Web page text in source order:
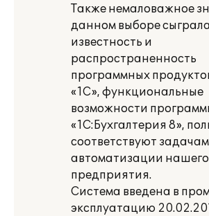
Также немаловажное
данном выборе сыграла
известность и
распространенность
программных
«1С», функциональные
возможности
«1С:Бухгалтерия 8»,
соответствуют задачам
автоматизации нашего
предприятия.
Система введена в
эксплуатацию